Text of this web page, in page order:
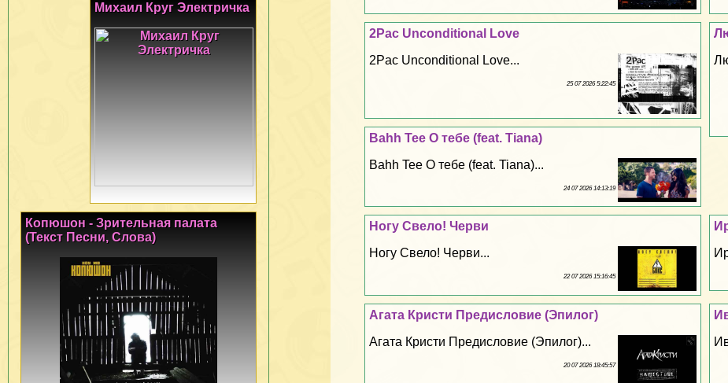
2Pac Unconditional Love
2Pac Unconditional Love...
25 07 2026 5:22:45
Bahh Tee О тебе (feat. Tiana)
Bahh Tee О тебе (feat. Tiana)...
24 07 2026 14:13:19
Ногу Свело! Черви
Ногу Свело! Черви...
22 07 2026 15:16:45
Агата Кристи Предисловие (Эпилог)
Агата Кристи Предисловие (Эпилог)...
20 07 2026 18:45:57
Михаил Круг Электричка
Копюшон - Зрительная палата
(Текст Песни, Слова)